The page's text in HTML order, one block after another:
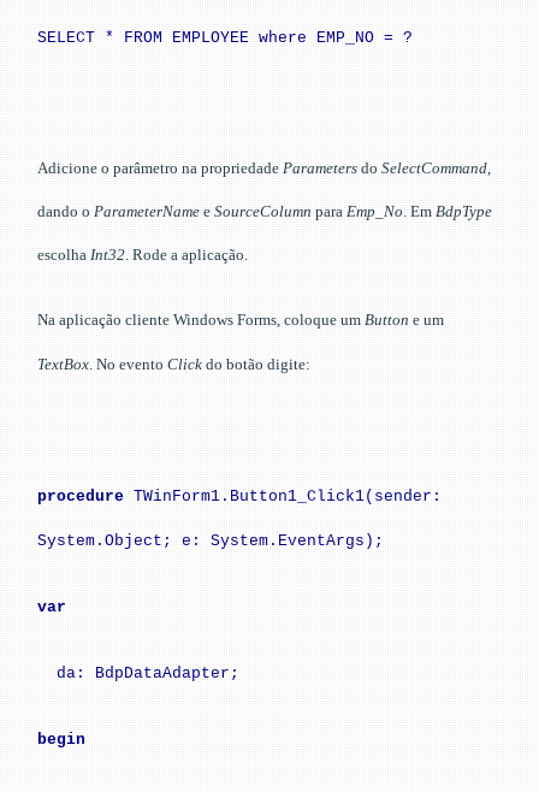
SELECT * FROM EMPLOYEE where EMP_NO = ?
Adicione o parâmetro na propriedade Parameters do SelectCommand
dando o ParameterName e SourceColumn para Emp_No . Em BdpType
escolha Int32 . Rode a aplicação.
Na aplicação cliente Windows Forms, coloque um Button e um
TextBox No evento Click do botão digite:
procedure TWinForm1.Button1_Click1(sender:
System.Object; e: System.EventArgs);
var
da: BdpDataAdapter;
begin